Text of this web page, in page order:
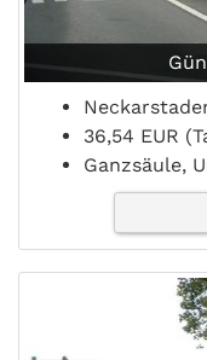
36,54 EUR
Ganzsäule,